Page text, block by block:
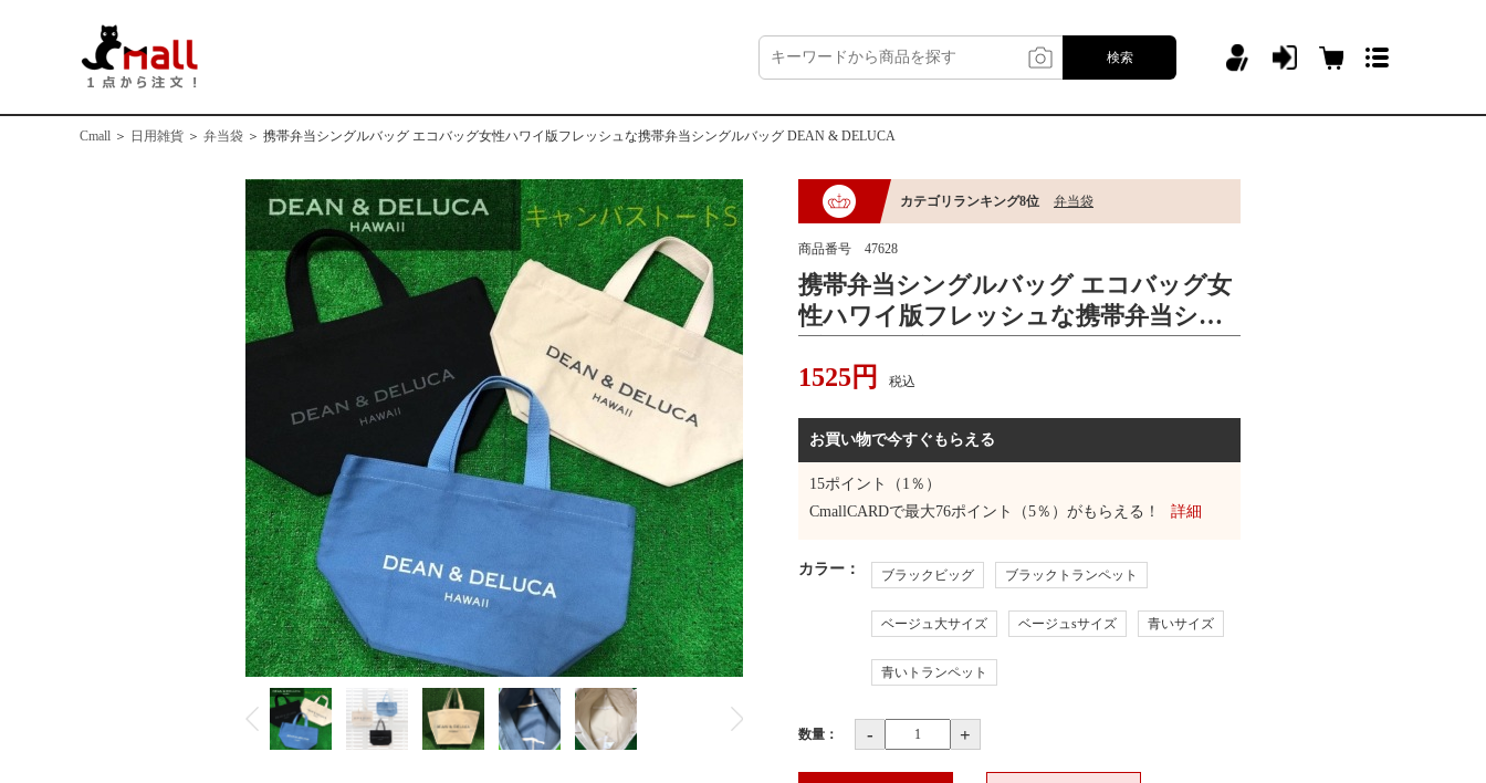
検索
Cmall ＞ 日用雑貨 ＞ 弁当袋 ＞ 携帯弁当シングルバッグ エコバッグ女性ハワイ版フレッシュな携帯弁当シングルバッグ DEAN & DELUCA
カテゴリランキング8位 弁当袋
商品番号 47628
携帯弁当シングルバッグ エコバッグ女
性ハワイ版フレッシュな携帯弁当シン
1525円 税込
お買い物で今すぐもらえる
15ポイント（1％）
CmallCARDで最大76ポイント（5％）がもらえる！ 詳細
カラー ： ブラックビッグ ブラックトランペット
ベージュ大サイズ ベージュsサイズ 青いサイズ
青いトランペット
数量： - +